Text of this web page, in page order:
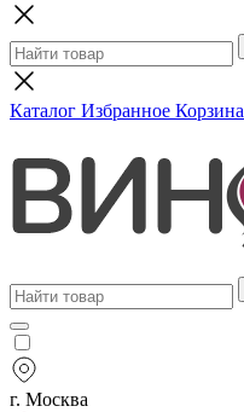
Каталог Избранное Корзина
г. Москва